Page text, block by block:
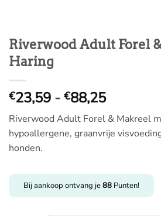
Riverwood Adult Forel
Haring
€23,59 - €88,25
€
23,59
tot
Riverwood Adult Forel & Makreel
hypoallergene, graanvrije
honden.
Bij aankoop ontvang je88 Punten!